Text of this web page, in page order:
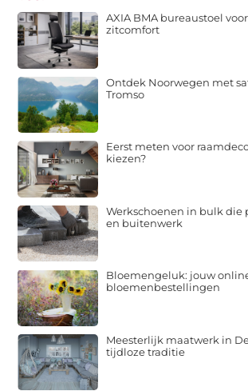
AXIA BMA bureaustoel
zitcomfort
Ontdek Noorwegen met
Tromso
Eerst meten voor
kiezen?
Werkschoenen in bulk die
en buitenwerk
Bloemengeluk: jouw
bloemenbestellingen
Meesterlijk maatwerk in
tijdloze traditie